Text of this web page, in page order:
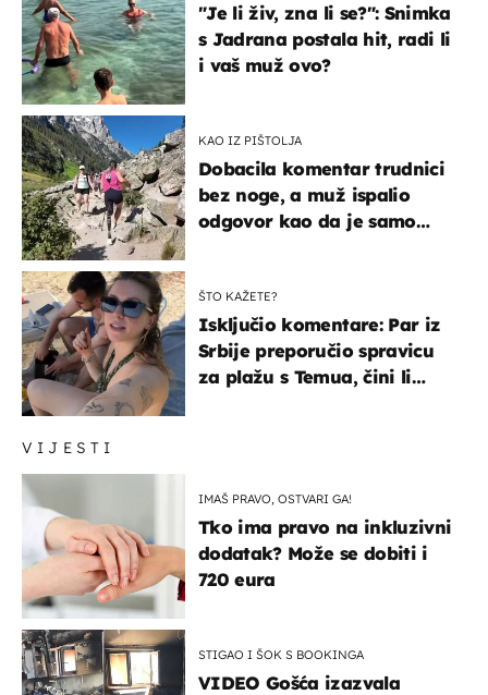
VIJESTI
IMAŠ PRAVO, OSTVARI GA!
Tko ima pravo na inkluzivni
dodatak? Može se dobiti i
720 eura
STIGAO I ŠOK S BOOKINGA
VIDEO Gošća izazvala
"Je li živ, zna li se?": Snimka
s Jadrana postala hit, radi li
i vaš muž ovo?
KAO IZ PIŠTOLJA
Dobacila komentar trudnici
bez noge, a muž ispalio
odgovor kao da je samo
ŠTO KAŽETE?
Isključio komentare: Par iz
Srbije preporučio spravicu
za plažu s Temua, čini li